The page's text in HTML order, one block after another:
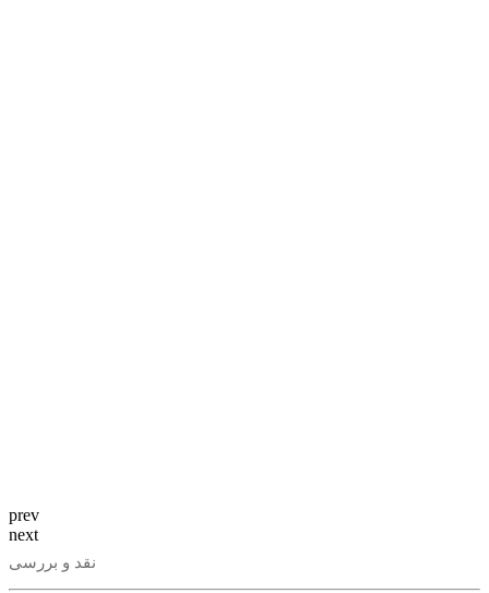
prev
next
نقد و بررسی